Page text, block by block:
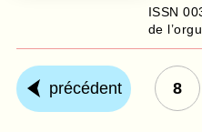
ISSN
de
précédent 8